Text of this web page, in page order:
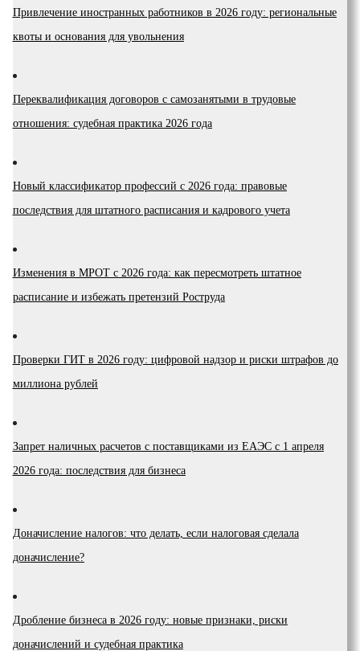
Привлечение иностранных работников в 2026 году: региональные
квоты и основания для увольнения
Переквалификация договоров с самозанятыми в трудовые
отношения: судебная практика 2026 года
Новый классификатор профессий с 2026 года: правовые
последствия для штатного расписания и кадрового учета
Изменения в МРОТ с 2026 года: как пересмотреть штатное
расписание и избежать претензий Роструда
Проверки ГИТ в 2026 году: цифровой надзор и риски штрафов до
миллиона рублей
Запрет наличных расчетов с поставщиками из ЕАЭС с 1 апреля
2026 года: последствия для бизнеса
Доначисление налогов: что делать, если налоговая сделала
доначисление?
Дробление бизнеса в 2026 году: новые признаки, риски
доначислений и судебная практика